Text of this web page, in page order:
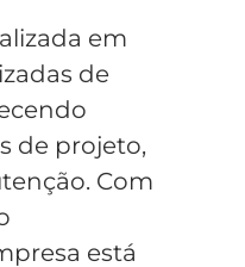
em
de
de projeto,
Com
está